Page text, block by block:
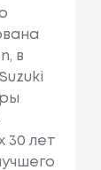
в
30 лет